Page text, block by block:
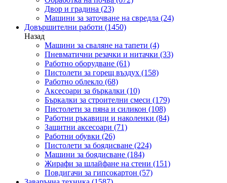
Двор и градина (23)
Машини за заточване на свредла (24)
Довършителни работи (1450)
Назад
Машини за сваляне на тапети (4)
Пневматични резачки и нитачки (33)
Работно оборудване (61)
Пистолети за горещ въздух (158)
Работно облекло (68)
Аксесоари за бъркалки (10)
Бъркалки за строителни смеси (179)
Пистолети за пяна и силикон (108)
Работни ръкавици и наколенки (84)
Защитни аксесоари (71)
Работни обувки (26)
Пистолети за боядисване (224)
Машини за боядисване (184)
Жирафи за шлайфане на стени (151)
Повдигачи за гипсокартон (57)